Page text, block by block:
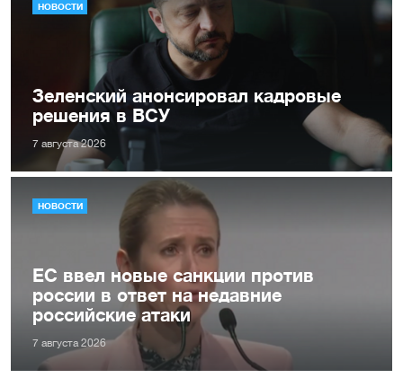
НОВОСТИ
Зеленский анонсировал кадровые
решения в ВСУ
7 августа 2026
НОВОСТИ
ЕС ввел новые санкции против
россии в ответ на недавние
российские атаки
7 августа 2026